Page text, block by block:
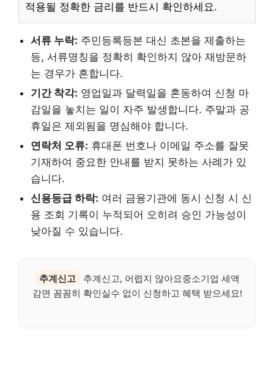
적용될 정확한 금리를 반드시 확인하세요.
서류 누락: 주민등록등본 대신 초본을 제출하는
등, 서류명칭을 정확히 확인하지 않아 재방문하
는 경우가 흔합니다.
기간 착각: 영업일과 달력일을 혼동하여 신청 마
감일을 놓치는 일이 자주 발생합니다. 주말과 공
휴일은 제외됨을 명심해야 합니다.
연락처 오류: 휴대폰 번호나 이메일 주소를 잘못
기재하여 중요한 안내를 받지 못하는 사례가 있
습니다.
신용등급 하락: 여러 금융기관에 동시 신청 시 신
용 조회 기록이 누적되어 오히려 승인 가능성이
낮아질 수 있습니다.
추계신고
추계신고, 어렵지 않아요중소기업 세액
감면 꼼꼼히 확인실수 없이 신청하고 혜택 받으세요!